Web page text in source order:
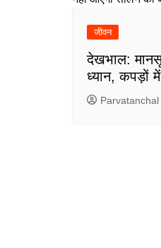
जीवन
देखभाल:
ध्यान, कपड़ों
Parvatanchal